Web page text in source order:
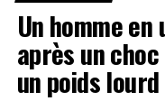
Un homme
après un
un poids lourd